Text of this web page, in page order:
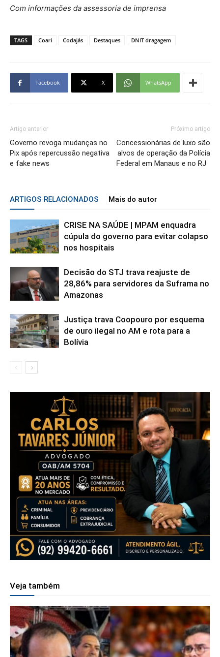
Com informações da assessoria de imprensa
TAGS Coari Codajás Destaques DNIT dragagem
Facebook X WhatsApp
Artigo anterior
Governo revoga mudanças no
Pix após repercussão negativa
e fake news
Próximo artigo
Concessionárias de luxo são
alvos de operação da Polícia
Federal em Manaus e no RJ
ARTIGOS RELACIONADOS Mais do autor
CRISE NA SAÚDE | MPAM enquadra
cúpula do governo para evitar colapso
nos hospitais
Decisão do STJ trava reajuste de
28,86% para servidores da Suframa no
Amazonas
Justiça trava Coopouro por esquema
de ouro ilegal no AM e rota para a
Bolívia
Veja também